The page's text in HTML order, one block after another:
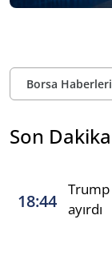
Borsa Haberleri
Son
18:44
Trump
ayırdı